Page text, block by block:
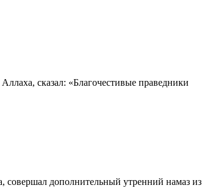
сказал: «Благочестивые праведники
дополнительный утренний намаз из